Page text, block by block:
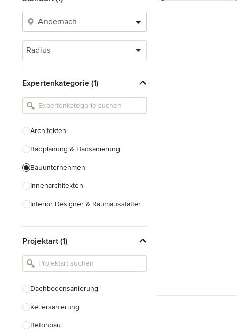
Radius
Expertenkategorie (1)
Architekten
Badplanung & Badsanierung
Bauunternehmen
Innenarchitekten
Interior Designer & Raumausstatter
Landschaftsarchitekten
Armaturen & Sanitärbedarf
Projektart (1)
Dachbodensanierung
Kellersanierung
Betonbau